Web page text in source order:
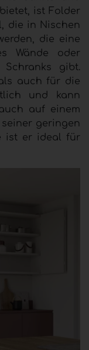
ist Folder
die in Nischen
die eine
Wände oder
gibt.
auch für die
und kann
auf einem
geringen
ist er ideal für